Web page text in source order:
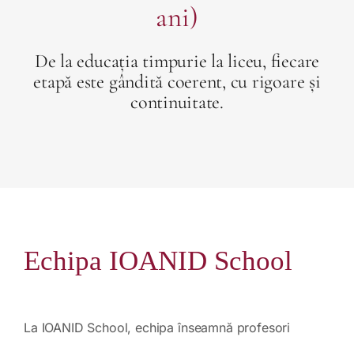
ani)
De la educația timpurie la liceu, fiecare
etapă este gândită coerent, cu rigoare și
continuitate.
Echipa IOANID School
La IOANID School, echipa înseamnă profesori